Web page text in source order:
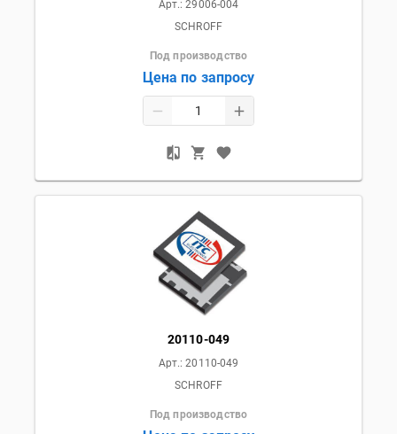
Арт.:29006-004
SCHROFF
Под производство
Цена по запросу
20110-049
Арт.:20110-049
SCHROFF
Под производство